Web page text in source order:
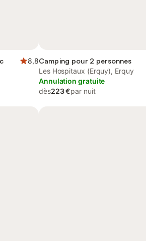
8,8Camping pour 2 personnes
Les Hospitaux (Erquy), Erquy
Annulation gratuite
dès223 €par nuit